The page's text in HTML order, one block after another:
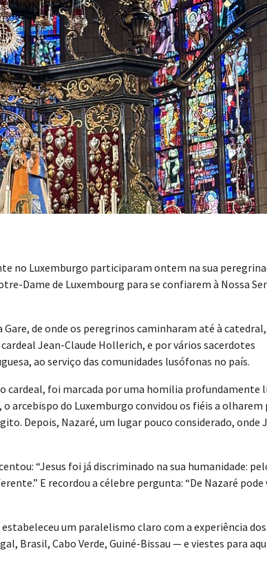
no Luxemburgo participaram ontem na sua
Dame de Luxembourg para se confiarem à Nossa
de onde os peregrinos caminharam até à catedral,
Jean-Claude Hollerich, e por vários sacerdotes
ao serviço das comunidades lusófonas no país.
cardeal, foi marcada por uma homilia profundamente
arcebispo do Luxemburgo convidou os fiéis a olharem
Depois, Nazaré, um lugar pouco considerado, onde
“Jesus foi já discriminado na sua humanidade:
E recordou a célebre pergunta: “De Nazaré
um paralelismo claro com a experiência
Brasil, Cabo Verde, Guiné-Bissau — e viestes para